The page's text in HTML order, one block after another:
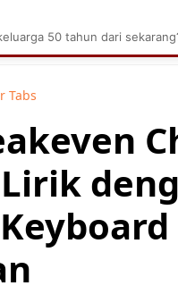
Kelapa Sawit
Tabs
50 tahun dari